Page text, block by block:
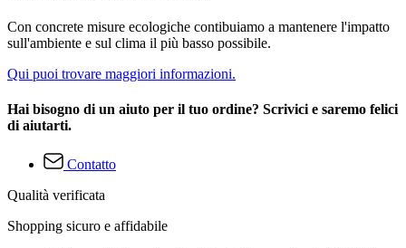
Con concrete misure ecologiche contibuiamo a mantenere l'impatto
sull'ambiente e sul clima il più basso possibile.
Qui puoi trovare maggiori informazioni.
Hai bisogno di un aiuto per il tuo ordine? Scrivici e saremo felici
di aiutarti.
Contatto
Qualità verificata
Shopping sicuro e affidabile